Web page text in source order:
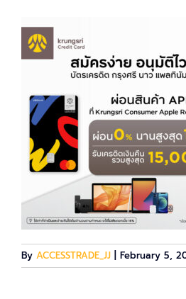
By ACCESSTRADE_JJ February 5,